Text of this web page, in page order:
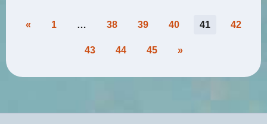
Pagination
publications
« 1 … 38 39 40 41 42
43 44 45 »